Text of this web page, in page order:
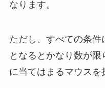
なります。
ただし、すべての条
となるとかなり数が
に当てはまるマウスを